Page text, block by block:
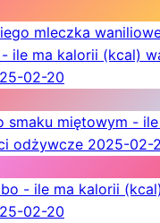
mleczka
ile ma kalorii (kcal)
02-20
smaku miętowym -
odżywcze 2025-02-
- ile ma kalorii
02-20